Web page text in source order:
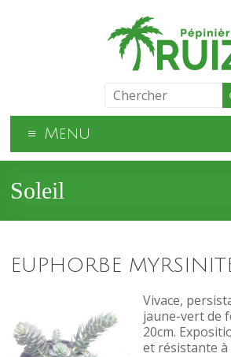
Menu
Soleil
EUPHORBE
Vivace,
jaune-vert de
20cm.
et résistante à